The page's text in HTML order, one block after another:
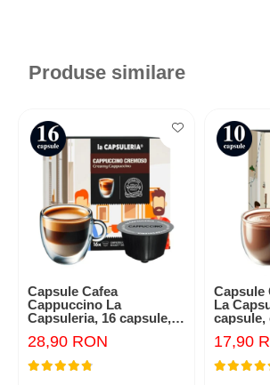
Produse similare
Capsule Cafea
Cappuccino La
Capsuleria, 16 capsule,
Gusto
28,90 RON
Capsule
La
capsule,
17,90